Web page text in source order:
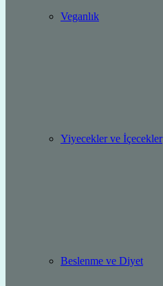
Veganlık
Yiyecekler ve İçecekler
Beslenme ve Diyet